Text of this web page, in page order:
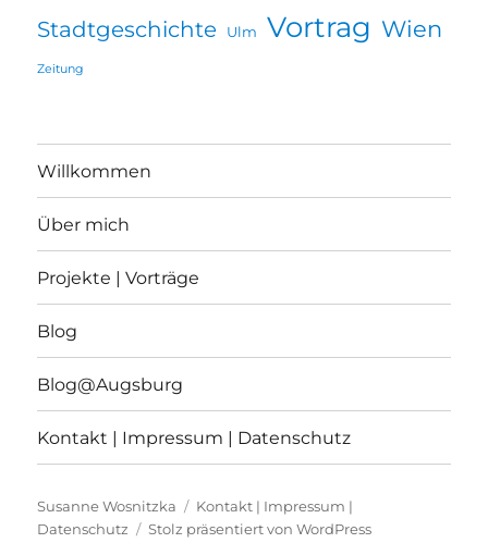
Stadtgeschichte Ulm Vortrag Wien
Zeitung
Willkommen
Über mich
Projekte | Vorträge
Blog
Blog@Augsburg
Kontakt | Impressum | Datenschutz
Susanne Wosnitzka
Kontakt | Impressum |
Datenschutz
Stolz präsentiert von WordPress